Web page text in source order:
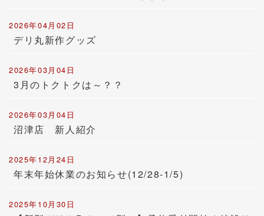
2026年04月02日
デリ丸新作グッズ
2026年03月04日
3月のトクトクは～？？
2026年03月04日
沼津店 新人紹介
2025年12月24日
年末年始休業のお知らせ(12/28-1/5)
2025年10月30日